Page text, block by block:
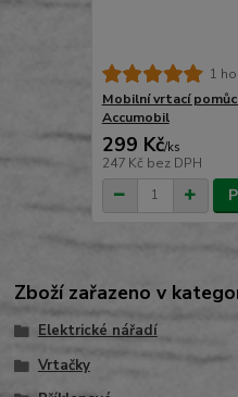
1
Mobilní vrtací
Accumobil
299 Kč/ks
247 Kč bez DPH
Zboží zařazeno v
Elektrické nářadí
Vrtačky